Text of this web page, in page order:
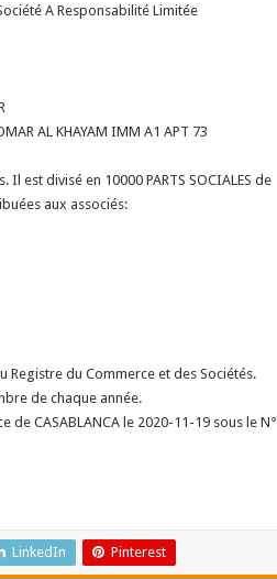
A Responsabilité Limitée
AL KHAYAM IMM A1 APT 73
est divisé en 10000 PARTS SOCIALES de
aux associés:
Registre du Commerce et des Sociétés.
de chaque année.
CASABLANCA le 2020-11-19 sous le N°
LinkedIn Pinterest